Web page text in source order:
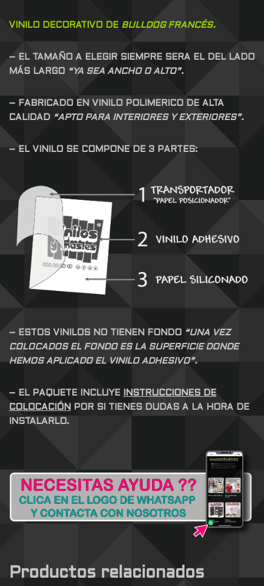
VINILO DECORATIVO DE BULLDOG FRANCÉS.
– EL TAMAÑO A ELEGIR SIEMPRE SERA EL DEL LADO
MÁS LARGO “YA SEA ANCHO O ALTO”.
– FABRICADO EN VINILO POLIMERICO DE ALTA
CALIDAD “APTO PARA INTERIORES Y EXTERIORES”.
– EL VINILO SE COMPONE DE 3 PARTES:
– ESTOS VINILOS NO TIENEN FONDO
“UNA VEZ
COLOCADOS EL FONDO ES LA SUPERFICIE DONDE
HEMOS APLICADO EL VINILO ADHESIVO”.
– EL PAQUETE INCLUYE
INSTRUCCIONES DE
COLOCACIÓN
POR SI TIENES DUDAS A LA HORA DE
INSTALARLO.
Productos relacionados